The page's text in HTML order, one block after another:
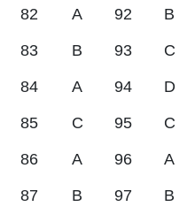
82 A 92 B
83 B 93 C
84 A 94 D
85 C 95 C
86 A 96 A
87 B 97 B